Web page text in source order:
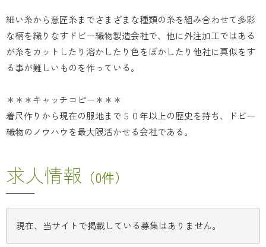
細い糸から意匠糸までさまざまな種類の糸を組み合わせて多彩
な柄を織りなすドビー織物製造会社で、他に外注加工ではある
が糸をカットしたり溶かしたり色をぼかしたり他社に真似をす
る事が難しいものを作っている。
＊＊＊キャッチコピー＊＊＊
着尺作りから現在の服地まで５０年以上の歴史を持ち、ドビー
織物のノウハウを最大限活かせる会社である。
求人情報 （0件）
現在、当サイトで掲載している募集はありません。